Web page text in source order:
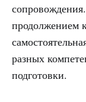
продолжением
разных
подготовки.